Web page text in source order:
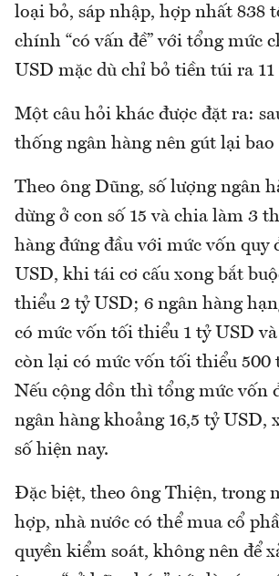
loại bỏ, sáp nhập, hợp nhất 838
chính “có vấn đề” với tổng mức
USD mặc dù chỉ bỏ tiền túi ra 11
Một câu hỏi khác được đặt ra:
thống ngân hàng nên gút lại
Theo ông Dũng, số lượng ngân
dừng ở con số 15 và chia làm 3
hàng đứng đầu với mức vốn quy
USD, khi tái cơ cấu xong bắt
thiểu 2 tỷ USD; 6 ngân hàng
có mức vốn tối thiểu 1 tỷ USD
còn lại có mức vốn tối thiểu 500
Nếu cộng dồn thì tổng mức vốn
ngân hàng khoảng 16,5 tỷ USD,
số hiện nay.
Đặc biệt, theo ông Thiện, trong
hợp, nhà nước có thể mua cổ
quyền kiểm soát, không nên để